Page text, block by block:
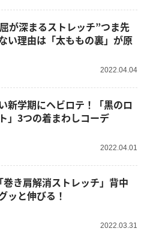
が深まるストレッチ”つま先
い理由は「太ももの裏」が原
2022.04.04
新学期にヘビロテ！「黒のロ
」3つの着まわしコーデ
2022.04.01
巻き肩解消ストレッチ」背中
ッと伸びる！
2022.03.31